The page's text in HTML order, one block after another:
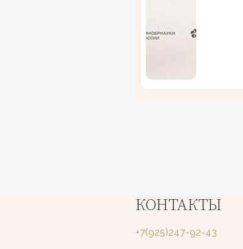
КОНТАКТЫ
+7(925)247-92-43